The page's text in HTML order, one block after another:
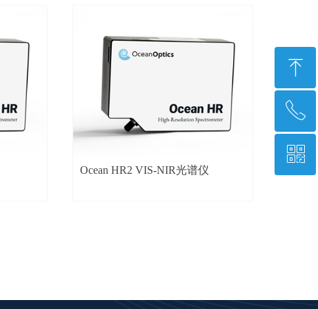
Ocean HR2 VIS-NIR光谱仪
ꁸ
回到顶部
ꂅ
400 102 1226
ꀥ